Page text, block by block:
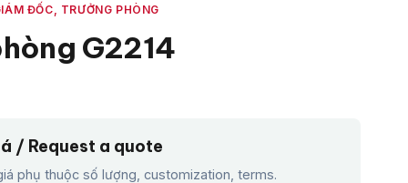
ĐỐC, TRƯỞNG PHÒNG
G2214
/ Request a quote
phụ thuộc số lượng, customization, terms.